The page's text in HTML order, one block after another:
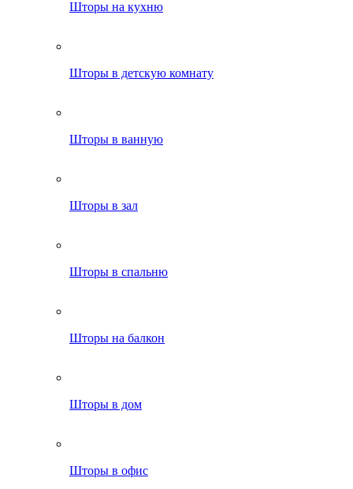
Шторы на кухню
Шторы в детскую комнату
Шторы в ванную
Шторы в зал
Шторы в спальню
Шторы на балкон
Шторы в дом
Шторы в офис